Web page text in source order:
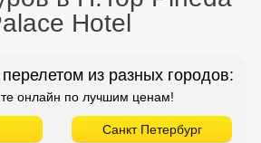
Минеральные Воды
Оренбург
Пермь